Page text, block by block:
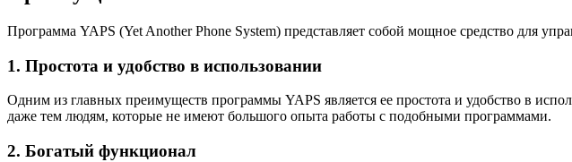
Программа YAPS (Yet Another Phone System) представляет собой мощное средство для
1. Простота и удобство в использовании
Одним из главных преимуществ программы YAPS является ее простота и удобство в
даже тем людям, которые не имеют большого опыта работы с подобными программами.
2. Богатый функционал